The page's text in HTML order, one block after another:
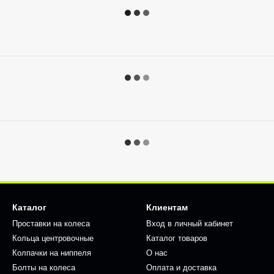
Каталог
Проставки на колеса
Кольца центровочные
Колпачки на ниппеля
Болты на колеса
Клиентам
Вход в личный кабинет
Каталог товаров
О нас
Оплата и доставка